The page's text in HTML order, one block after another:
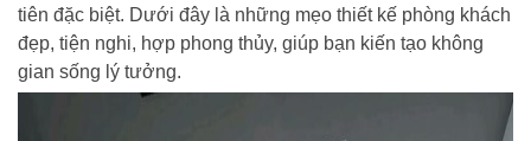
tiên đặc biệt. Dưới đây là những mẹo thiết kế phòng khách
đẹp, tiện nghi, hợp phong thủy, giúp bạn kiến tạo không
gian sống lý tưởng.